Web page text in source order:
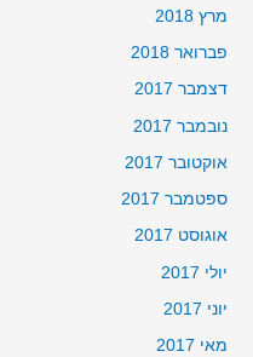
מרץ 2018
פברואר 2018
דצמבר 2017
נובמבר 2017
אוקטובר 2017
ספטמבר 2017
אוגוסט 2017
יולי 2017
יוני 2017
מאי 2017